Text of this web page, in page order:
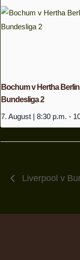
Bochum v Hertha Berlin
Bundesliga 2
7. August | 8:30 p.m. -
Liverpool v